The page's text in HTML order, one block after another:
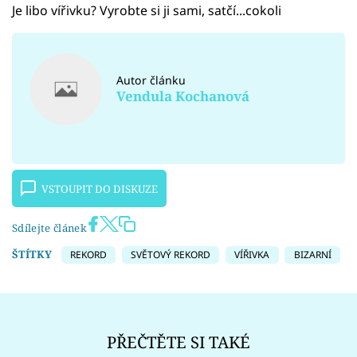
Je libo vířivku? Vyrobte si ji sami, satčí...cokoli
Autor článku
Vendula Kochanová
VSTOUPIT DO DISKUZE
Sdílejte článek
ŠTÍTKY
REKORD SVĚTOVÝ REKORD VÍŘIVKA BIZARNÍ
PŘEČTĚTE SI TAKÉ